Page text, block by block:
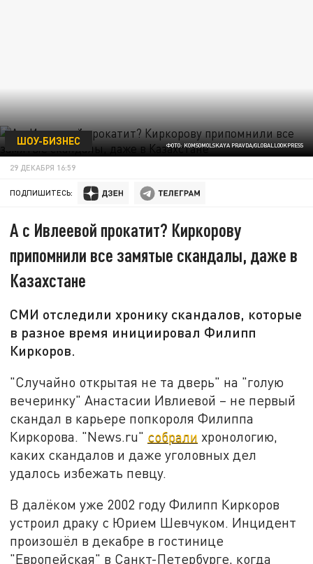
ФОТО: KOMSOMOLSKAYA PRAVDA/GLOBALLOOKPRESS
ШОУ-БИЗНЕС
29 ДЕКАБРЯ 16:59
ПОДПИШИТЕСЬ:
А с Ивлеевой прокатит? Киркорову
припомнили все замятые скандалы, даже в
Казахстане
СМИ отследили хронику скандалов, которые
в разное время инициировал Филипп
Киркоров.
"Случайно открытая не та дверь" на "голую
вечеринку" Анастасии Ивлиевой – не первый
скандал в карьере попкороля Филиппа
Киркорова. "News.ru" собрали хронологию,
каких скандалов и даже уголовных дел
удалось избежать певцу.
В далёком уже 2002 году Филипп Киркоров
устроил драку с Юрием Шевчуком. Инцидент
произошёл в декабре в гостинице
"Европейская" в Санкт-Петербурге, когда